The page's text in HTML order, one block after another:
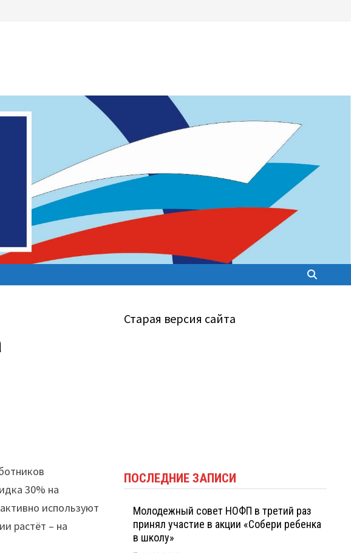
30% на
используют
растёт – на
Старая версия сайта
ПОСЛЕДНИЕ ЗАПИСИ
Молодежный совет НОФП в третий раз
принял участие в акции «Собери ребенка
в школу»